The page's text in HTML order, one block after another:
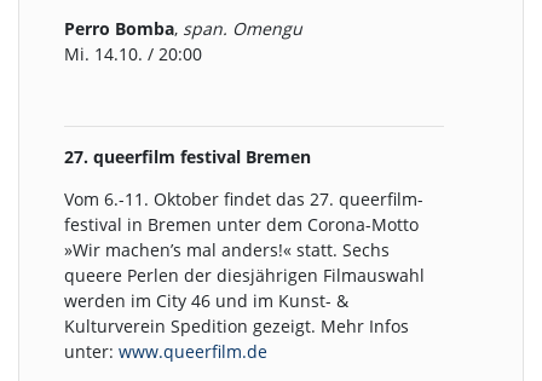
Perro Bomba, span. Omengu
Mi. 14.10. / 20:00
27. queerfilm festival Bremen
Vom 6.-11. Oktober findet das 27. queerfilm-
festival in Bremen unter dem Corona-Motto
»Wir machen’s mal anders!« statt. Sechs
queere Perlen der diesjährigen Filmauswahl
werden im City 46 und im Kunst- &
Kulturverein Spedition gezeigt. Mehr Infos
unter:www.queerfilm.de